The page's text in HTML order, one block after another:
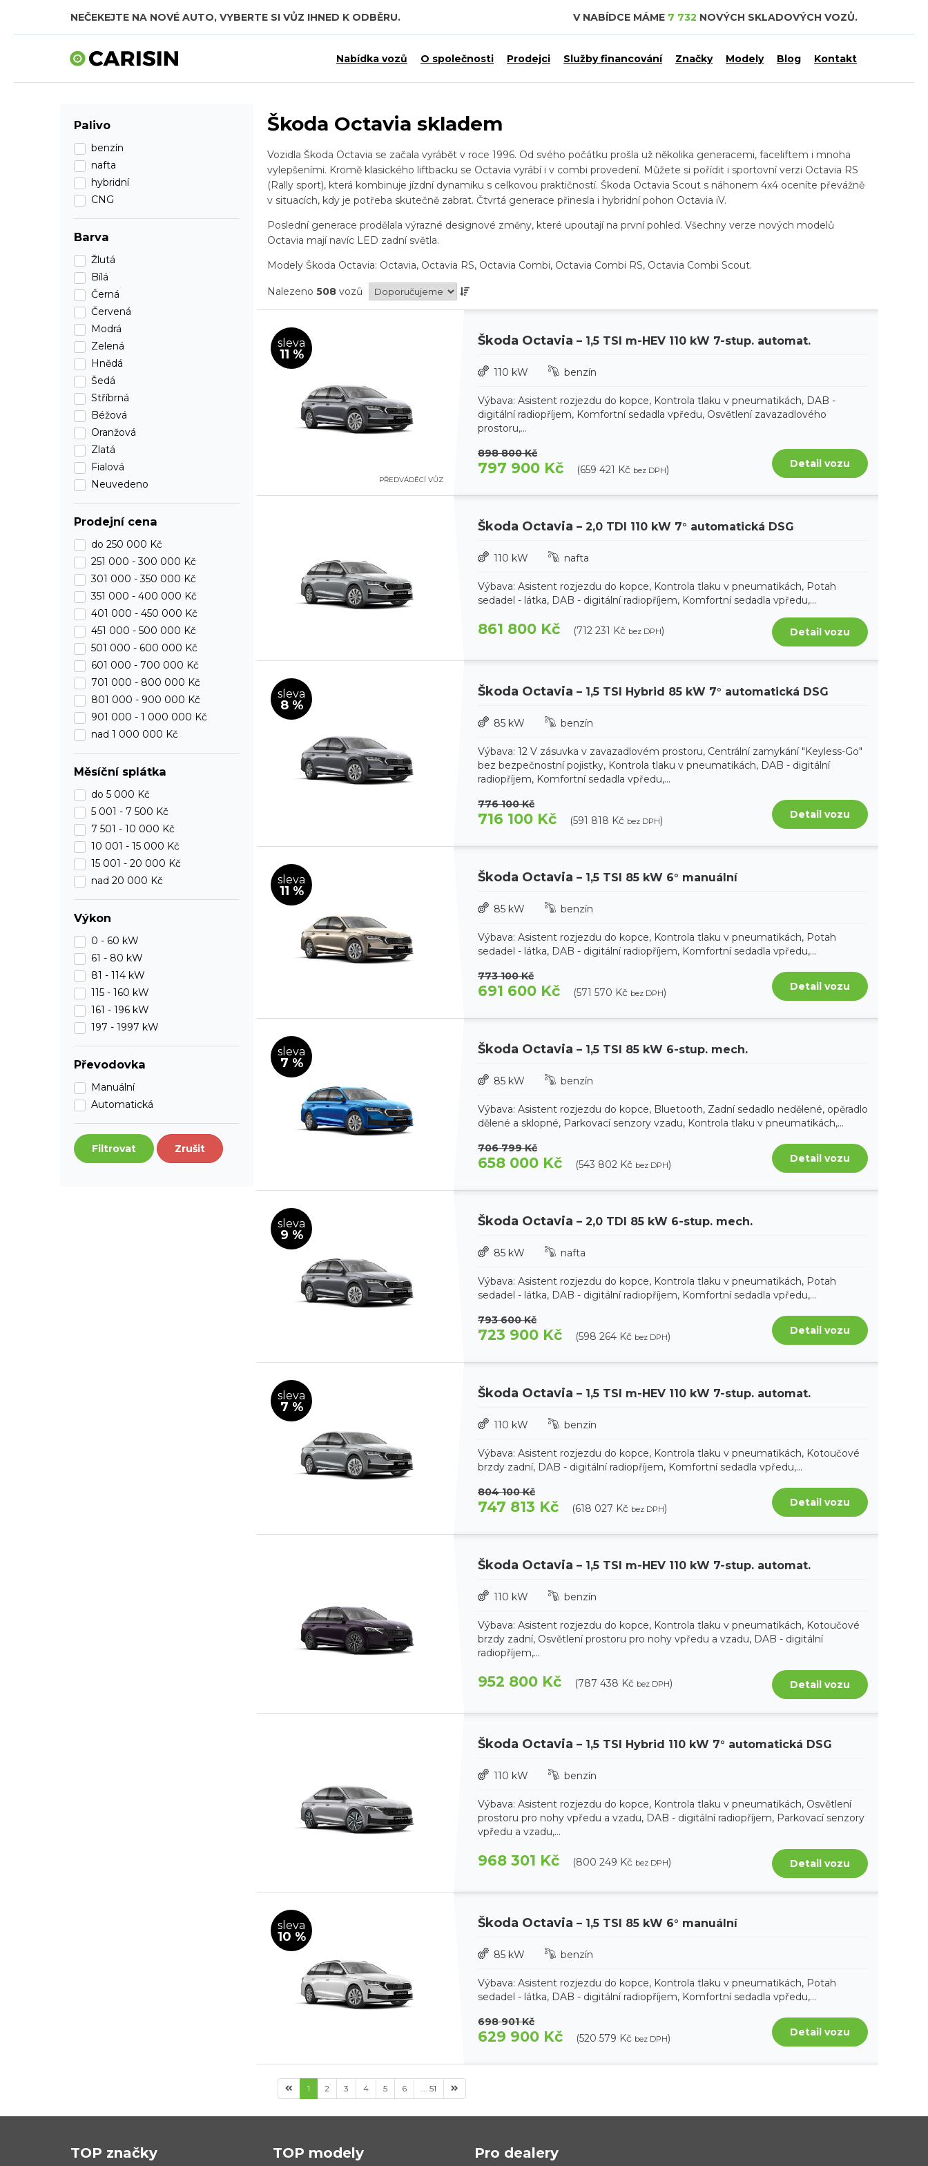
NEČEKEJTE NA NOVÉ AUTO, VYBERTE SI VŮZ IHNED K ODBĚRU.
SKLADOVÁ AUTA V CELKOVÉ HODNOTĚ TÉMĚŘ 7,5 MILIARDY KČ. V NABÍDCE MÁME 7 732 NOVÝCH SKLADOVÝCH VOZŮ.
Nabídka vozů O společnosti Prodejci Služby financování Značky Modely Blog Kontakt
Palivo
benzín
nafta
hybridní
CNG
Barva
Žlutá
Bílá
Černá
Červená
Modrá
Zelená
Hnědá
Šedá
Stříbrná
Béžová
Oranžová
Zlatá
Fialová
Neuvedeno
Prodejní cena
do 250 000 Kč
251 000 -300 000 Kč
301 000 -350 000 Kč
351 000 - 400 000 Kč
401 000 - 450 000 Kč
451 000 - 500 000 Kč
501 000 - 600 000 Kč
601 000 - 700 000 Kč
701 000 - 800 000 Kč
801 000 - 900 000 Kč
901 000 - 1 000 000 Kč
nad 1 000 000 Kč
Měsíční splátka
do 5 000 Kč
5 001 - 7 500 Kč
7 501 - 10 000 Kč
10 001 - 15 000 Kč
15 001 - 20 000 Kč
nad 20 000 Kč
Výkon
0 - 60 kW
61 - 80 kW
81 - 114 kW
115 - 160 kW
161 - 196 kW
197 - 1997 kW
Převodovka
Manuální
Automatická
Filtrovat Zrušit
Škoda Octavia skladem
Vozidla Škoda Octavia se začala vyrábět v roce 1996. Od svého počátku prošla už několika generacemi, faceliftem i mnoha
vylepšeními. Kromě klasického liftbacku se Octavia vyrábí i v combi provedení. Můžete si pořídit i sportovní verzi Octavia RS
(Rally sport), která kombinuje jízdní dynamiku s celkovou praktičností. Škoda Octavia Scout s náhonem 4x4 oceníte převážně
v situacích, kdy je potřeba skutečně zabrat. Čtvrtá generace přinesla i hybridní pohon Octavia iV.
Poslední generace prodělala výrazné designové změny, které upoutají na první pohled. Všechny verze nových modelů
Octavia mají navíc LED zadní světla.
Modely Škoda Octavia: Octavia, Octavia RS, Octavia Combi, Octavia Combi RS, Octavia Combi Scout.
Nalezeno 508 vozů
PŘEDVÁDĚCÍ VŮZ
Škoda Octavia – 1,5 TSI m-HEV 110 kW 7-stup. automat.
110 kW benzín
Výbava: Asistent rozjezdu do kopce, Kontrola tlaku v pneumatikách, DAB -
digitální radiopříjem, Komfortní sedadla vpředu, Osvětlení zavazadlového
prostoru,...
sleva
11 %
898 800 Kč
797 900 Kč (659 421 Kč bez DPH) Detail vozu
Škoda Octavia – 2,0 TDI 110 kW 7° automatická DSG
110 kW nafta
Výbava: Asistent rozjezdu do kopce, Kontrola tlaku v pneumatikách, Potah
sedadel - látka, DAB - digitální radiopříjem, Komfortní sedadla vpředu,...
861 800 Kč (712 231 Kč bez DPH) Detail vozu
Škoda Octavia – 1,5 TSI Hybrid 85 kW 7° automatická DSG
85 kW benzín
Výbava: 12 V zásuvka v zavazadlovém prostoru, Centrální zamykání "Keyless-Go"
bez bezpečnostní pojistky, Kontrola tlaku v pneumatikách, DAB - digitální
radiopříjem, Komfortní sedadla vpředu,...
sleva
8 %
776 100 Kč
716 100 Kč (591 818 Kč bez DPH) Detail vozu
Škoda Octavia – 1,5 TSI 85 kW 6° manuální
85 kW benzín
Výbava: Asistent rozjezdu do kopce, Kontrola tlaku v pneumatikách, Potah
sedadel - látka, DAB - digitální radiopříjem, Komfortní sedadla vpředu,...
sleva
11 %
773 100 Kč
691 600 Kč (571 570 Kč bez DPH) Detail vozu
Škoda Octavia – 1,5 TSI 85 kW 6-stup. mech.
85 kW benzín
Výbava: Asistent rozjezdu do kopce, Bluetooth, Zadní sedadlo nedělené, opěradlo
dělené a sklopné, Parkovací senzory vzadu, Kontrola tlaku v pneumatikách,...
sleva
7 %
706 799 Kč
658 000 Kč (543 802 Kč bez DPH) Detail vozu
Škoda Octavia – 2,0 TDI 85 kW 6-stup. mech.
85 kW nafta
Výbava: Asistent rozjezdu do kopce, Kontrola tlaku v pneumatikách, Potah
sedadel - látka, DAB - digitální radiopříjem, Komfortní sedadla vpředu,...
sleva
9 %
793 600 Kč
723 900 Kč (598 264 Kč bez DPH) Detail vozu
Škoda Octavia – 1,5 TSI m-HEV 110 kW 7-stup. automat.
110 kW benzín
Výbava: Asistent rozjezdu do kopce, Kontrola tlaku v pneumatikách, Kotoučové
brzdy zadní, DAB - digitální radiopříjem, Komfortní sedadla vpředu,...
sleva
7 %
804 100 Kč
747 813 Kč (618 027 Kč bez DPH) Detail vozu
Škoda Octavia – 1,5 TSI m-HEV 110 kW 7-stup. automat.
110 kW benzín
Výbava: Asistent rozjezdu do kopce, Kontrola tlaku v pneumatikách, Kotoučové
brzdy zadní, Osvětlení prostoru pro nohy vpředu a vzadu, DAB - digitální
radiopříjem,...
952 800 Kč (787 438 Kč bez DPH) Detail vozu
Škoda Octavia – 1,5 TSI Hybrid 110 kW 7° automatická DSG
110 kW benzín
Výbava: Asistent rozjezdu do kopce, Kontrola tlaku v pneumatikách, Osvětlení
prostoru pro nohy vpředu a vzadu, DAB - digitální radiopříjem, Parkovací senzory
vpředu a vzadu,...
968 301 Kč (800 249 Kč bez DPH) Detail vozu
Škoda Octavia – 1,5 TSI 85 kW 6° manuální
85 kW benzín
Výbava: Asistent rozjezdu do kopce, Kontrola tlaku v pneumatikách, Potah
sedadel - látka, DAB - digitální radiopříjem, Komfortní sedadla vpředu,...
sleva
10 %
698 901 Kč
629 900 Kč (520 579 Kč bez DPH) Detail vozu
1 2 3 4 5 6 ... 51
TOP značky TOP modely Pro dealery